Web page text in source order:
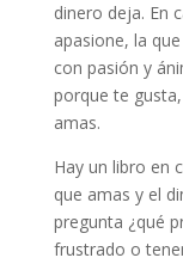
dinero deja. En
apasione, la
con pasión y
porque te
amas.
Hay un libro en
que amas y el
pregunta ¿qué
frustrado o